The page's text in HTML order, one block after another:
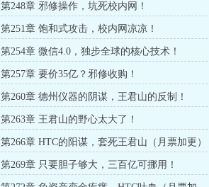
第248章 邪修操作，坑死校内网！
第251章 饱和式攻击，校内网凉凉！
第254章 微信4.0，独步全球的核心技术！
第257章 要价35亿？邪修收购！
第260章 德州仪器的阴谋，王君山的反制！
第263章 王君山的野心太大了！
第266章 HTC的阳谋，套死王君山（月票加更）
第269章 只要胆子够大，三百亿可挪用！